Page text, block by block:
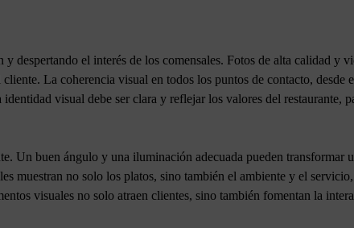
despertando el interés de los comensales. Fotos de alta calidad y
La coherencia visual en todos los puntos de contacto, desde
visual debe ser clara y reflejar los valores del restaurante,
Un buen ángulo y una iluminación adecuada pueden transformar
muestran no solo los platos, sino también el ambiente y el servicio,
visuales no solo atraen clientes, sino también fomentan la